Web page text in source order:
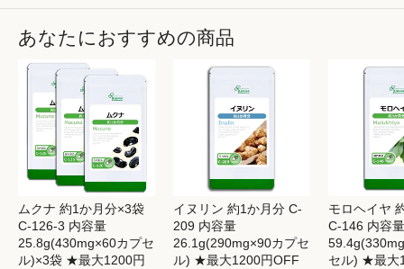
あなたにおすすめの商品
ムクナ 約1か月分×3袋
C-126-3 内容量
25.8g(430mg×60カプセ
ル)×3袋 ★最大1200円
イヌリン 約1か月分 C-
209 内容量
26.1g(290mg×90カプセ
ル) ★最大1200円OFF
モロヘイヤ
C-146 内容量
セル) ★最大